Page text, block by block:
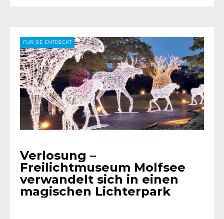
FÜR SIE ENTDECKT
Verlosung –
Freilichtmuseum Molfsee
verwandelt sich in einen
magischen Lichterpark